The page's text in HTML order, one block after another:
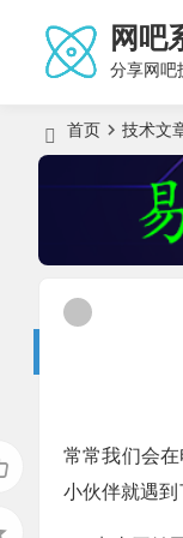
网吧
分享网吧
首页 技术文
常常我们会
小伙伴就遇